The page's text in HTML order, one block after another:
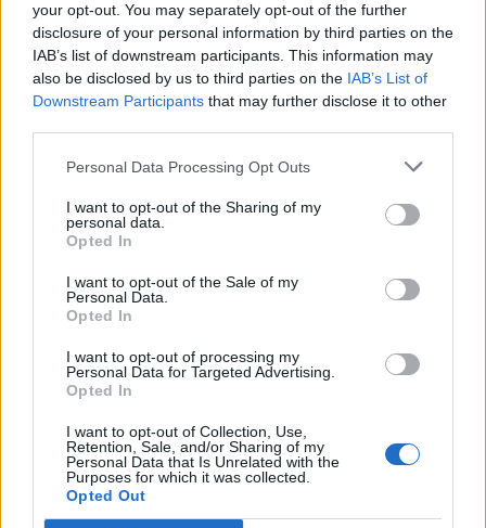
your opt-out. You may separately opt-out of the further
disclosure of your personal information by third parties on the
IAB’s list of downstream participants. This information may
also be disclosed by us to third parties on the IAB’s List of
Downstream Participants that may further disclose it to other
Personal Data Processing Opt Outs
I want to opt-out of the Sharing of my
personal data.
Opted In
I want to opt-out of the Sale of my
Personal Data.
Opted In
I want to opt-out of processing my
Personal Data for Targeted Advertising.
Opted In
I want to opt-out of Collection, Use,
Retention, Sale, and/or Sharing of my
Personal Data that Is Unrelated with the
Purposes for which it was collected.
Opted Out